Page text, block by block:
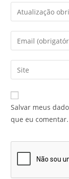
Salvar meus
que eu comentar.